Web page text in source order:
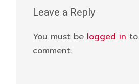
Leave a Reply
You must be logged in
comment.